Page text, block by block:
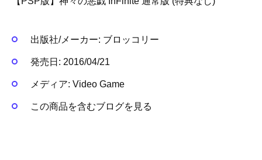
出版社/メーカー: ブロッコリー
発売日: 2016/04/21
メディア: Video Game
この商品を含むブログを見る